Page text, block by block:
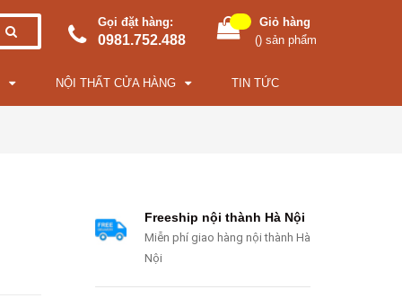
Gọi đặt hàng:
0981.752.488
Giỏ hàng
() sản phẩm
NỘI THẤT CỬA HÀNG TIN TỨC
Freeship nội thành Hà Nội
Miễn phí giao hàng nội thành Hà
Nội